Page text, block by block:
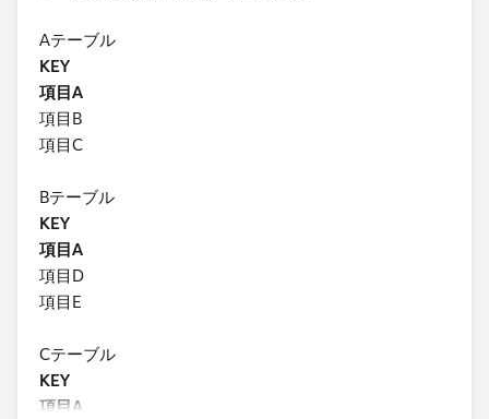
Aテーブル
KEY
項目A
項目B
項目C
Bテーブル
KEY
項目A
項目D
項目E
Cテーブル
KEY
項目A